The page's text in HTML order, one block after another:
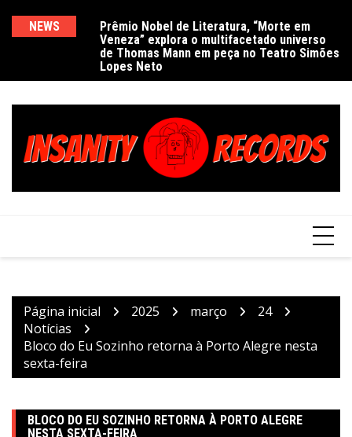
NEWS
Prêmio Nobel de Literatura, “Morte em
Veneza” explora o multifacetado universo
de Thomas Mann em peça no Teatro Simões
Lopes Neto
Página inicial 2025 março
24
Notícias
Bloco do Eu Sozinho retorna à Porto Alegre nesta
sexta-feira
BLOCO DO EU SOZINHO RETORNA À PORTO ALEGRE
NESTA SEXTA-FEIRA